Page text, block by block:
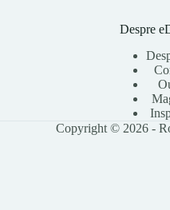
Despre
Copyright © 2026 -